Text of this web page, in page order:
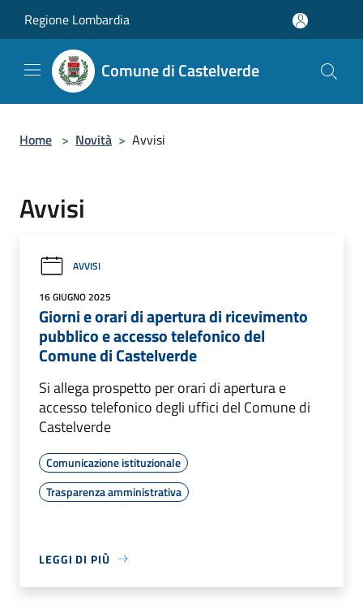
Regione Lombardia
Comune di Castelverde
Home > Novità > Avvisi
Avvisi
AVVISI
16 GIUGNO 2025
Giorni e orari di apertura di ricevimento
pubblico e accesso telefonico del
Comune di Castelverde
Si allega prospetto per orari di apertura e
accesso telefonico degli uffici del Comune di
Castelverde
Comunicazione istituzionale
Trasparenza amministrativa
LEGGI DI PIÙ